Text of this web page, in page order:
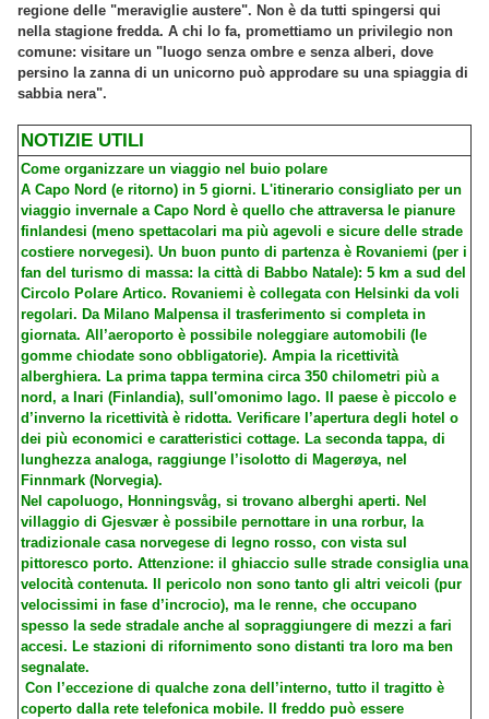
regione delle "meraviglie austere". Non è da tutti spingersi qui
nella stagione fredda. A chi lo fa, promettiamo un privilegio non
comune: visitare un "luogo senza ombre e senza alberi, dove
persino la zanna di un unicorno può approdare su una spiaggia di
sabbia nera".
NOTIZIE UTILI
Come organizzare un viaggio nel buio polare
A Capo Nord (e ritorno) in 5 giorni. L'itinerario consigliato per un
viaggio invernale a Capo Nord è quello che attraversa le pianure
finlandesi (meno spettacolari ma più agevoli e sicure delle strade
costiere norvegesi). Un buon punto di partenza è Rovaniemi (per i
fan del turismo di massa: la città di Babbo Natale): 5 km a sud del
Circolo Polare Artico. Rovaniemi è collegata con Helsinki da voli
regolari. Da Milano Malpensa il trasferimento si completa in
giornata. All’aeroporto è possibile noleggiare automobili (le
gomme chiodate sono obbligatorie). Ampia la ricettività
alberghiera. La prima tappa termina circa 350 chilometri più a
nord, a Inari (Finlandia), sull'omonimo lago. Il paese è piccolo e
d’inverno la ricettività è ridotta. Verificare l’apertura degli hotel o
dei più economici e caratteristici cottage. La seconda tappa, di
lunghezza analoga, raggiunge l’isolotto di Magerøya, nel
Finnmark (Norvegia).
Nel capoluogo, Honningsvåg, si trovano alberghi aperti. Nel
villaggio di Gjesvær è possibile pernottare in una rorbur, la
tradizionale casa norvegese di legno rosso, con vista sul
pittoresco porto. Attenzione: il ghiaccio sulle strade consiglia una
velocità contenuta. Il pericolo non sono tanto gli altri veicoli (pur
velocissimi in fase d’incrocio), ma le renne, che occupano
spesso la sede stradale anche al sopraggiungere di mezzi a fari
accesi. Le stazioni di rifornimento sono distanti tra loro ma ben
segnalate.
Con l’eccezione di qualche zona dell’interno, tutto il tragitto è
coperto dalla rete telefonica mobile. Il freddo può essere